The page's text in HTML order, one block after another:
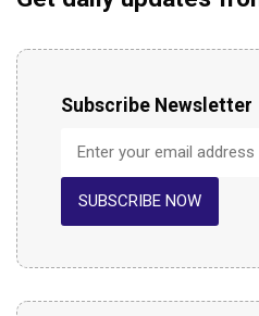
Subscribe Newsletter
SUBSCRIBE NOW